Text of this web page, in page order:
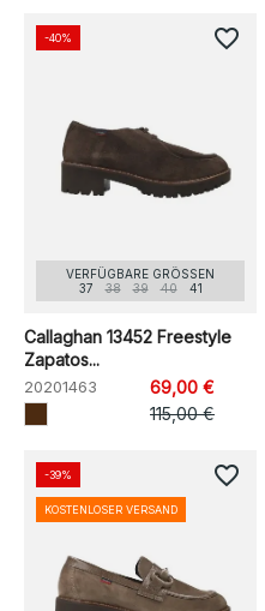
VERFÜGBARE GRÖSSEN
37
38 39 40 41
Callaghan 13452 Freestyle
Zapatos...
20201463
69,00 €
115,00 €
-40% favorite_border
-39%
KOSTENLOSER VERSAND
favorite_border